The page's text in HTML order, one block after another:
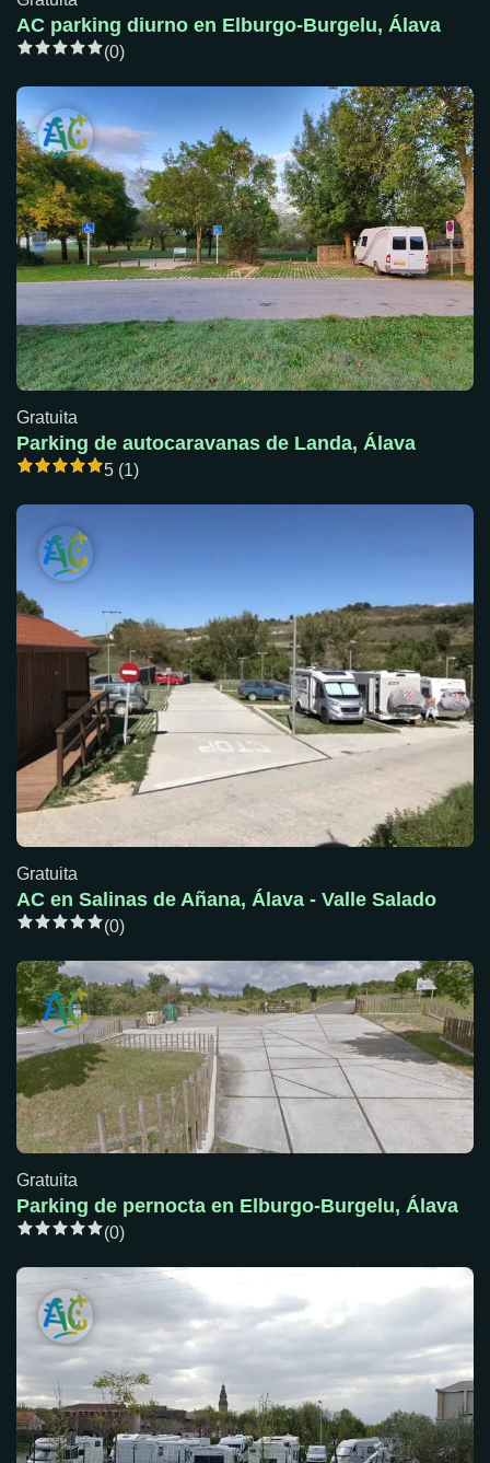
AC parking diurno en Elburgo-Burgelu, Álava
(0)
Gratuita
Parking de autocaravanas de Landa, Álava
5 (1)
Gratuita
AC en Salinas de Añana, Álava - Valle Salado
(0)
Gratuita
Parking de pernocta en Elburgo-Burgelu, Álava
(0)